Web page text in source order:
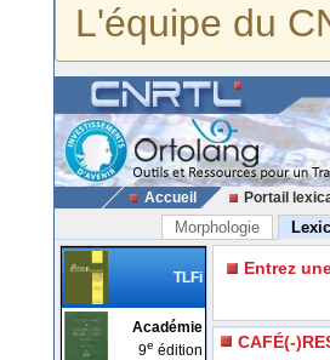
L'équipe du
Accueil Portail
Morphologie
TLFi
Académie
9e édition
Entrez
CAFÉ(-